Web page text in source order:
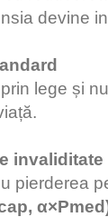
devine
lege și
invaliditate
pierderea